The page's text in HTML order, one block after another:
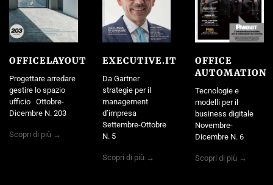
OFFICELAYOUT
Progettare arredare
gestire lo spazio
ufficio Ottobre-
Dicembre N. 203
Scopri di più →
EXECUTIVE.IT
Da Gartner
strategie per il
management
d’impresa
Settembre-Ottobre
N. 5
Scopri di più →
OFFICE
AUTOMATION
Tecnologie e
modelli per il
business digitale
Novembre-
Dicembre N. 6
Scopri di più →